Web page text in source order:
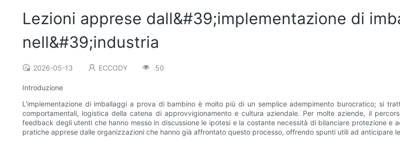
Lezioni apprese dall&#39;implementazione di
nell&#39;industria
2026-05-13 ECCODY 50
Introduzione
L'implementazione di imballaggi a prova di bambino è molto più di un semplice adempimento burocratico; si
comportamentali, logistica della catena di approvvigionamento e cultura aziendale. Per molte aziende, il
feedback degli utenti che hanno messo in discussione le ipotesi e la costante necessità di bilanciare protezione e
pratiche apprese dalle organizzazioni che hanno già affrontato questo processo, offrendo spunti utili ad anticipare